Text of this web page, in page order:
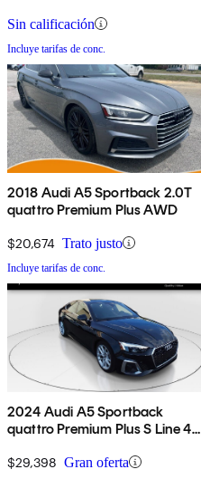
Sin calificación
Incluye tarifas de conc.
2018 Audi A5 Sportback 2.0T
quattro Premium Plus AWD
$20,674 Trato justo
Incluye tarifas de conc.
2024 Audi A5 Sportback
quattro Premium Plus S Line 45
$29,398 Gran oferta